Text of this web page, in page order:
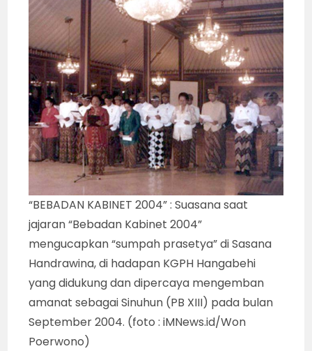
“BEBADAN KABINET 2004” : Suasana saat
jajaran “Bebadan Kabinet 2004”
mengucapkan “sumpah prasetya” di Sasana
Handrawina, di hadapan KGPH Hangabehi
yang didukung dan dipercaya mengemban
amanat sebagai Sinuhun (PB XIII) pada bulan
September 2004. (foto : iMNews.id/Won
Poerwono)